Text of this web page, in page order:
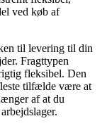
ved køb af
til levering til din
Fragttypen
fleksibel. Den
tilfælde være at
af at du